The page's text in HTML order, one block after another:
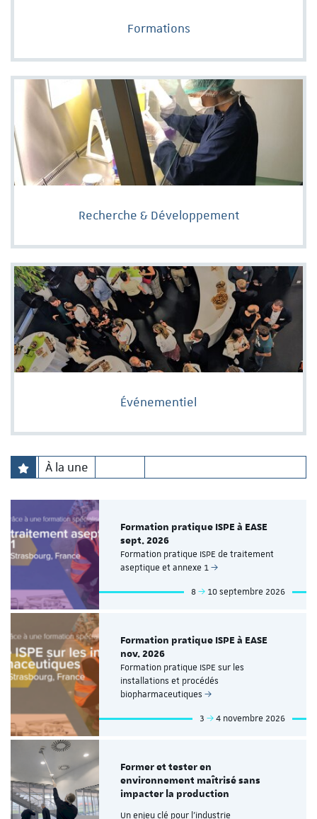
Formations
Recherche & Développement
Événementiel
À la une
Formation pratique ISPE à EASE
sept. 2026
Formation pratique ISPE de traitement
aseptique et annexe 1
8 10 septembre 2026
Formation pratique ISPE à EASE
nov. 2026
Formation pratique ISPE sur les
installations et procédés
biopharmaceutiques
3 4 novembre 2026
Former et tester en
environnement maîtrisé sans
impacter la production
Un enjeu clé pour l’industrie